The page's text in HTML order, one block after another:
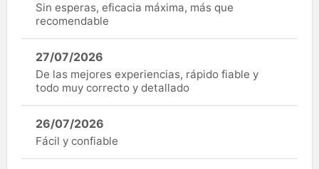
Sin esperas, eficacia máxima, más que
recomendable
27/07/2026
De las mejores experiencias, rápido fiable y
todo muy correcto y detallado
26/07/2026
Fácil y confiable